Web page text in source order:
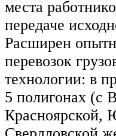
места
передаче
Расширен
перевозок
технологии: в
5 полигонах (с
Красноярской,